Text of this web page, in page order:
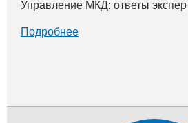
Управление МКД: ответы
Подробнее